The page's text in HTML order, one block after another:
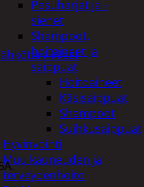
Pesuharjat ja -
sienet
Shampoot,
hoitaineet ja
saippuat
Hoitoaineet
Käsisaippuat
Shampoot
Suihkusaippuat
Hyvinvointi
Muu kauneuden ja
terveydenhoito